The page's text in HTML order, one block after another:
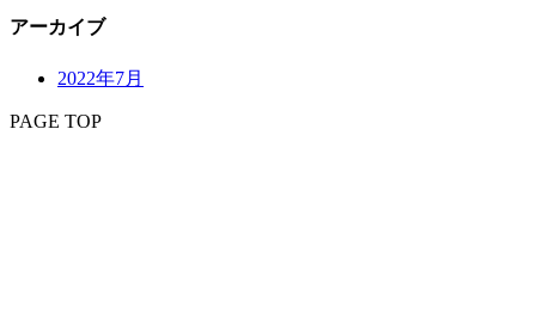
アーカイブ
2022年7月
PAGE TOP